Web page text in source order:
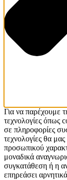
Για να παρέχουμε
τεχνολογίες όπως
σε πληροφορίες
τεχνολογίες θα
προσωπικού
μοναδικά
συγκατάθεση ή η
επηρεάσει